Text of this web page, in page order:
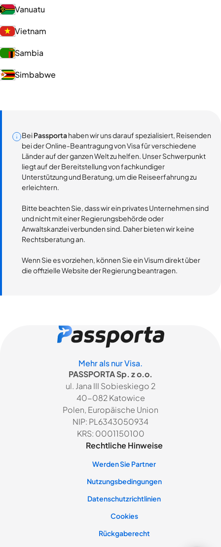
Vanuatu
Vietnam
Sambia
Simbabwe
BeiPassportahaben wir uns darauf spezialisiert, Reisenden
bei der Online-Beantragung von Visa für verschiedene
Länder auf der ganzen Welt zu helfen. Unser Schwerpunkt
liegt auf der Bereitstellung von fachkundiger
Unterstützung und Beratung, um die Reiseerfahrung zu
erleichtern.
Bitte beachten Sie, dass wir ein privates Unternehmen sind
und nicht mit einer Regierungsbehörde oder
Anwaltskanzlei verbunden sind. Daher bieten wir keine
Rechtsberatung an.
Wenn Sie es vorziehen, können Sie ein Visum direkt über
die offizielle Website der Regierung beantragen.
Mehr als nur Visa.
PASSPORTA Sp. z o.o.
ul. Jana III Sobieskiego 2
40-082 Katowice
Polen, Europäische Union
NIP: PL6343050934
KRS: 0001150100
Rechtliche Hinweise
Werden Sie Partner
Nutzungsbedingungen
Datenschutzrichtlinien
Cookies
Rückgaberecht